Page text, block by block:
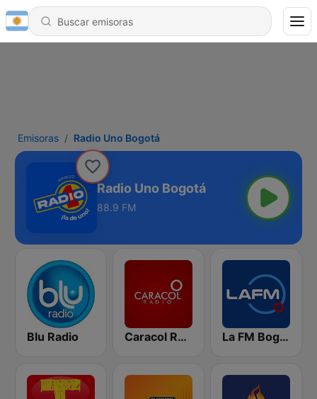
Emisoras Radio Uno Bogotá
Radio Uno Bogotá
88.9 FM
Blu Radio Caracol Radio La FM Bogotá